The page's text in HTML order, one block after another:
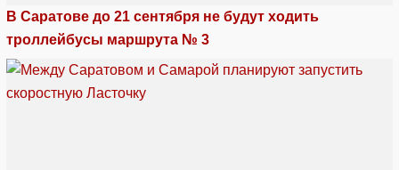
В Саратове до 21 сентября не будут ходить
троллейбусы маршрута № 3